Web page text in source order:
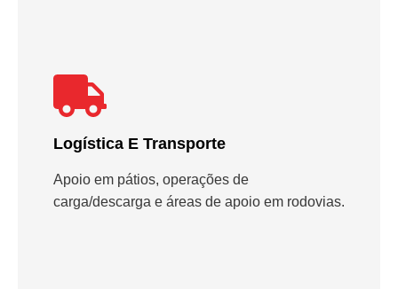
Logística E Transporte
Apoio em pátios, operações de
carga/descarga e áreas de apoio em rodovias.